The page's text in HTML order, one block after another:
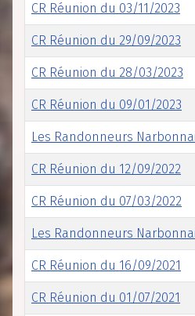
CR Réunion du 03/11/2023
CR Réunion du 29/09/2023
CR Réunion du 28/03/2023
CR Réunion du 09/01/2023
Les Randonneurs
CR Réunion du 12/09/2022
CR Réunion du 07/03/2022
Les Randonneurs
CR Réunion du 16/09/2021
CR Réunion du 01/07/2021